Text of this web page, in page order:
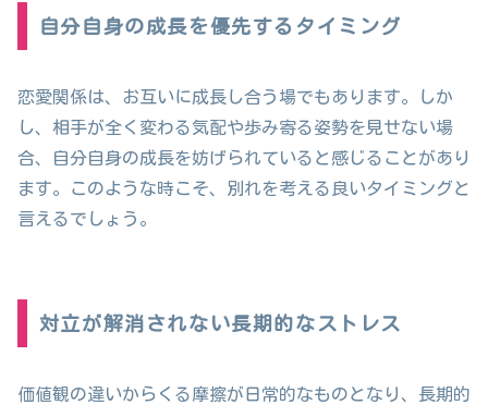
自分自身の成長を優先するタイミング
恋愛関係は、お互いに成長し合う場でもあります。しか
し、相手が全く変わる気配や歩み寄る姿勢を見せない場
合、自分自身の成長を妨げられていると感じることがあり
ます。このような時こそ、別れを考える良いタイミングと
言えるでしょう。
対立が解消されない長期的なストレス
価値観の違いからくる摩擦が日常的なものとなり、長期的